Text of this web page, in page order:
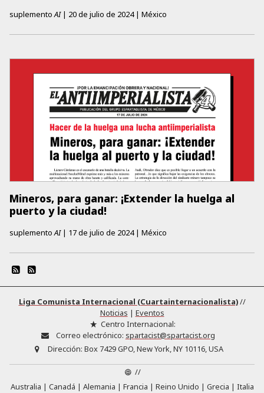
suplementoAI | 20 de julio de 2024 | México
Mineros, para ganar: ¡Extender la huelga al
puerto y la ciudad!
suplementoAI | 17 de julio de 2024 | México
Liga Comunista Internacional (Cuartainternacionalista)//
Noticias | Eventos
Centro Internacional:
Correo electrónico: spartacist@spartacist.org
Dirección: Box 7429 GPO, New York, NY 10116, USA
//
Australia
Canadá Alemania Francia Reino Unido Grecia
Italia